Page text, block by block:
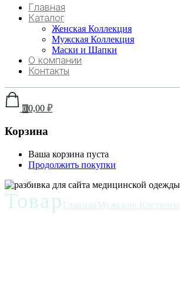
Главная
Каталог
Женская Коллекция
Мужская Коллекция
Маски и Шапки
О компании
Контакты
0 0,00 ₽
Корзина
Ваша корзина пуста
Продолжить покупки
Товар ГлавнаяМужские Костюмы